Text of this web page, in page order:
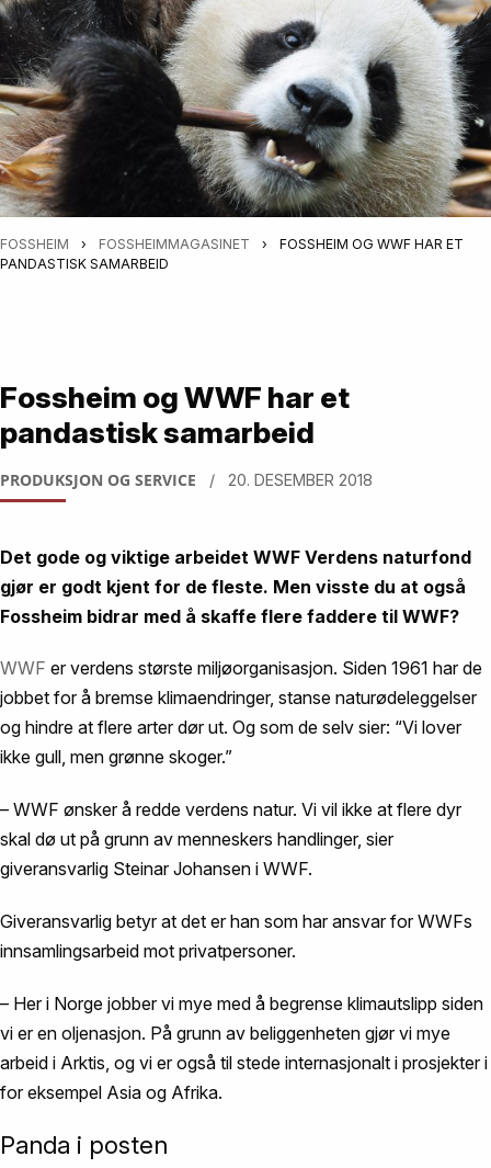
FOSSHEIM › FOSSHEIMMAGASINET ›
FOSSHEIM OG WWF HAR ET
PANDASTISK SAMARBEID
Fossheim og WWF har et
pandastisk samarbeid
PRODUKSJON OG SERVICE / 20. DESEMBER 2018
Det gode og viktige arbeidet WWF Verdens naturfond
gjør er godt kjent for de fleste. Men visste du at også
Fossheim bidrar med å skaffe flere faddere til WWF?
WWF er verdens største miljøorganisasjon. Siden 1961 har de
jobbet for å bremse klimaendringer, stanse naturødeleggelser
og hindre at flere arter dør ut. Og som de selv sier: “Vi lover
ikke gull, men grønne skoger.”
– WWF ønsker å redde verdens natur. Vi vil ikke at flere dyr
skal dø ut på grunn av menneskers handlinger, sier
giveransvarlig Steinar Johansen i WWF.
Giveransvarlig betyr at det er han som har ansvar for WWFs
innsamlingsarbeid mot privatpersoner.
– Her i Norge jobber vi mye med å begrense klimautslipp siden
vi er en oljenasjon. På grunn av beliggenheten gjør vi mye
arbeid i Arktis, og vi er også til stede internasjonalt i prosjekter i
for eksempel Asia og Afrika.
Panda i posten